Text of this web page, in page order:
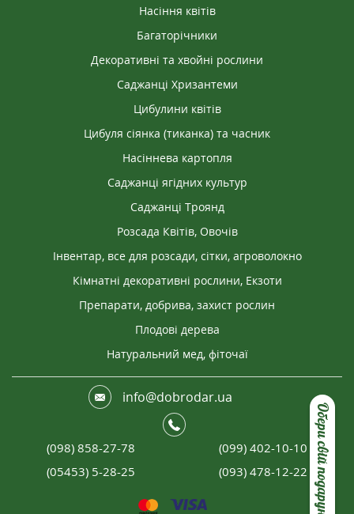
Обери свій подарунок
Насіння квітів
Багаторічники
Декоративні та хвойні рослини
Саджанці Хризантеми
Цибулини квітів
Цибуля сіянка (тиканка) та часник
Насіннева картопля
Саджанці ягідних культур
Саджанці Троянд
Розсада Квітів, Овочів
Інвентар, все для розсади, сітки, агроволокно
Кімнатні декоративні рослини, Екзоти
Препарати, добрива, захист рослин
Плодові дерева
Натуральний мед, фіточаї
info@dobrodar.ua
(098) 858-27-78
(099) 402-10-10
(05453) 5-28-25
(093) 478-12-22